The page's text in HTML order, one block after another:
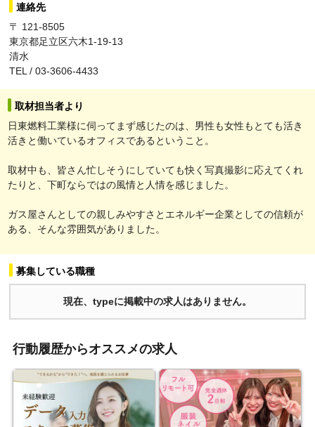
連絡先
〒 121-8505
東京都足立区六木1-19-13
清水
TEL / 03-3606-4433
取材担当者より
日東燃料工業様に伺ってまず感じたのは、男性も女性もとても活き
活きと働いているオフィスであるということ。
取材中も、皆さん忙しそうにしていても快く写真撮影に応えてくれ
たりと、下町ならではの風情と人情を感じました。
ガス屋さんとしての親しみやすさとエネルギー企業としての信頼が
ある、そんな雰囲気がありました。
募集している職種
現在、typeに掲載中の求人はありません。
行動履歴からオススメの求人